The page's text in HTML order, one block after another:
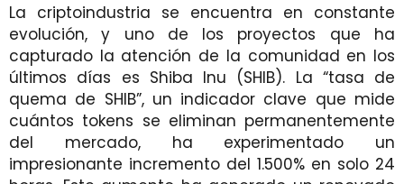
La criptoindustria se encuentra en constante
evolución, y uno de los proyectos que ha
capturado la atención de la comunidad en los
últimos días es Shiba Inu (SHIB). La “tasa de
quema de SHIB”, un indicador clave que mide
cuántos tokens se eliminan permanentemente
del mercado, ha experimentado un
impresionante incremento del 1.500% en solo 24